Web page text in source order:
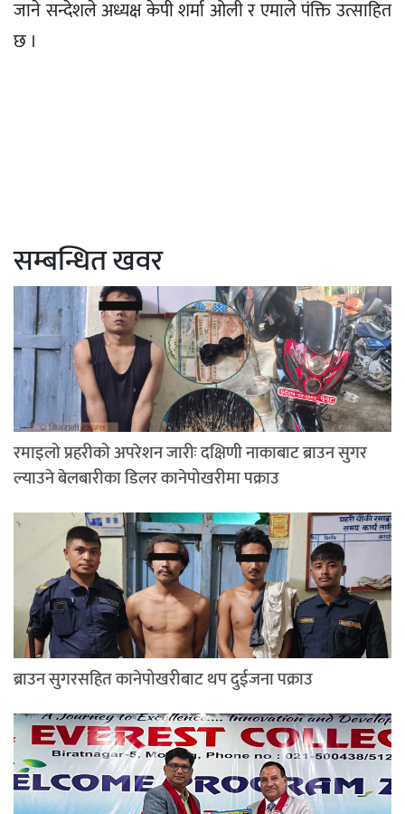
जाने सन्देशले अध्यक्ष केपी शर्मा ओली र एमाले पंक्ति उत्साहित
छ ।
सम्बन्धित खवर
रमाइलो प्रहरीको अपरेशन जारीः दक्षिणी नाकाबाट ब्राउन सुगर
ल्याउने बेलबारीका डिलर कानेपोखरीमा पक्राउ
ब्राउन सुगरसहित कानेपोखरीबाट थप दुईजना पक्राउ